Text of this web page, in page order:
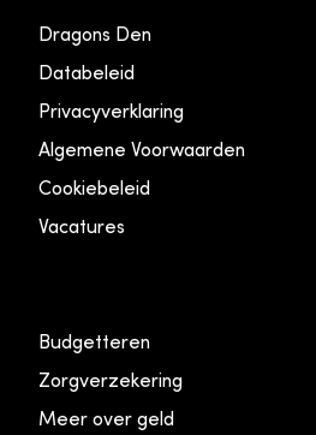
Dragons Den
Databeleid
Privacyverklaring
Algemene Voorwaarden
Cookiebeleid
Vacatures
Budgetteren
Zorgverzekering
Meer over geld